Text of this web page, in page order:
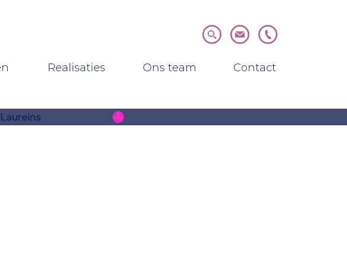
(Vastgoeddiensten)
Realisaties (Realisaties)Ons team (Ons team)
Contact(Contact)